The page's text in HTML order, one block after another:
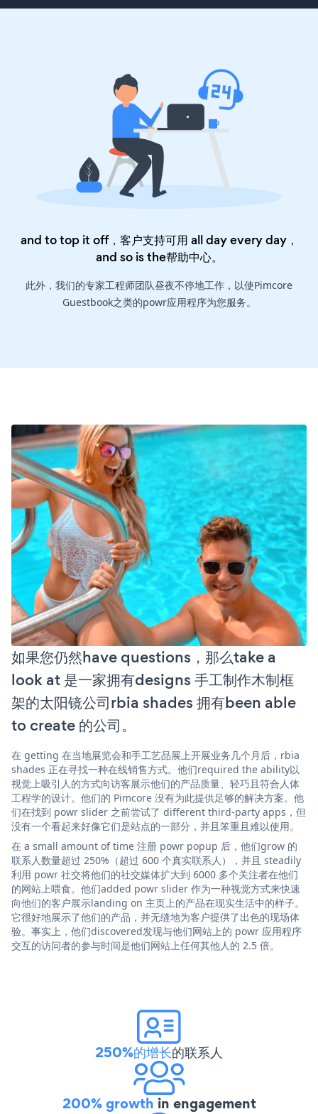
and to top it off，客户支持可用 all day every day，
and so is the帮助中心。
此外，我们的专家工程师团队昼夜不停地工作，以使Pimcore
Guestbook之类的powr应用程序为您服务。
如果您仍然have questions，那么take a
look at 是一家拥有designs 手工制作木制框
架的太阳镜公司rbia shades 拥有been able
to create 的公司。
在 getting 在当地展览会和手工艺品展上开展业务几个月后，rbia
shades 正在寻找一种在线销售方式。他们required the ability以
视觉上吸引人的方式向访客展示他们的产品质量、轻巧且符合人体
工程学的设计。他们的 Pimcore 没有为此提供足够的解决方案。他
们在找到 powr slider 之前尝试了 different third-party apps，但
没有一个看起来好像它们是站点的一部分，并且笨重且难以使用。
在 a small amount of time 注册 powr popup 后，他们grow 的
联系人数量超过 250%（超过 600 个真实联系人），并且 steadily
利用 powr 社交将他们的社交媒体扩大到 6000 多个关注者在他们
的网站上喂食。他们added powr slider 作为一种视觉方式来快速
向他们的客户展示landing on 主页上的产品在现实生活中的样子。
它很好地展示了他们的产品，并无缝地为客户提供了出色的现场体
验。事实上，他们discovered发现与他们网站上的 powr 应用程序
交互的访问者的参与时间是他们网站上任何其他人的 2.5 倍。
250%的增长的联系人
200% growth in engagement